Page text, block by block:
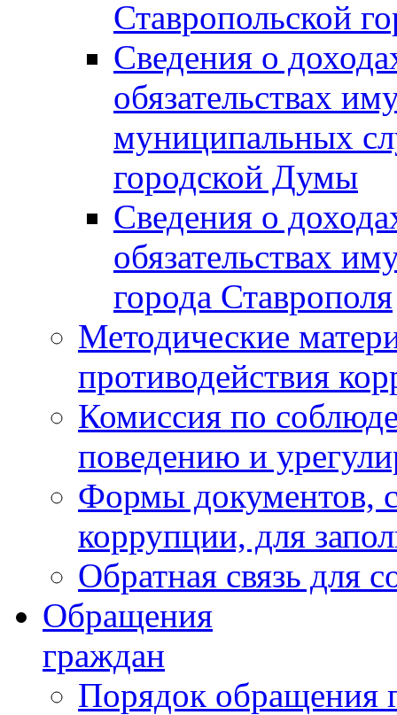
Ставропольской
Сведения о
обязательствах
муниципальных
городской Думы
Сведения о
обязательствах
города Ставрополя
Методические
противодействия
Комиссия по
поведению и
Формы документов,
коррупции, для
Обратная связь для
Обращения
граждан
Порядок обращения